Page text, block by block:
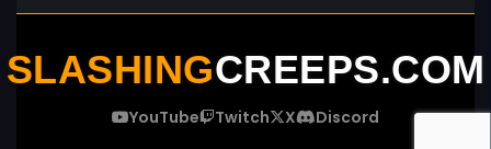
SLASHINGCREEPS.COM
YouTube Twitch X Discord